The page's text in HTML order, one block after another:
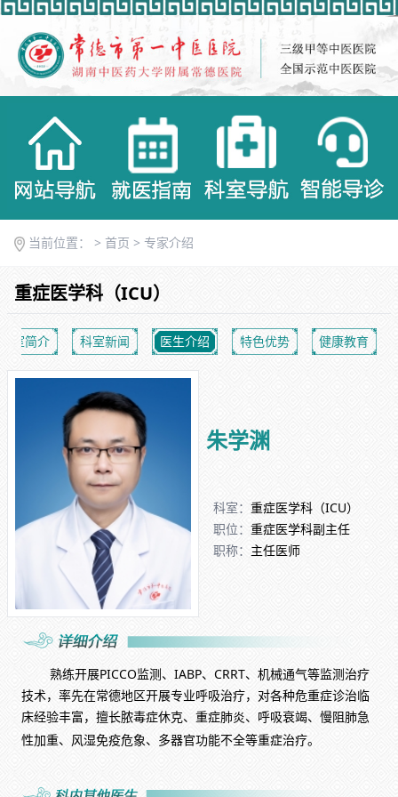
当前位置： > 首页 > 专家介绍
重症医学科（ICU）
科室简介 科室新闻 医生介绍 特色优势 健康教育
朱学渊
科室： 重症医学科（ICU）
职位： 重症医学科副主任
职称： 主任医师
熟练开展PICCO监测、IABP、CRRT、机械通气等监测治疗
技术，率先在常德地区开展专业呼吸治疗，对各种危重症诊治临
床经验丰富，擅长脓毒症休克、重症肺炎、呼吸衰竭、慢阻肺急
性加重、风湿免疫危象、多器官功能不全等重症治疗。